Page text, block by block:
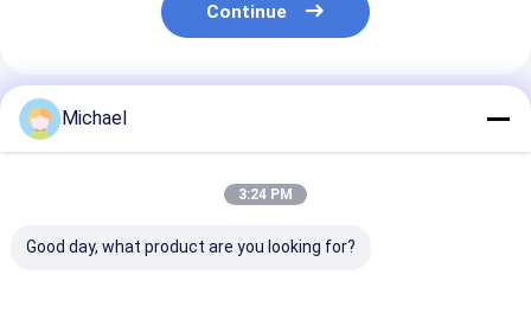
Continue
Produtos Recomendados
Michael
3:24 PM
Good day, what product are you looking for?